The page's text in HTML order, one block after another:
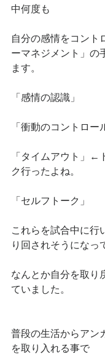
中何度も
自分の感情をコント
ーマネジメント」の
ます。
「感情の認識」
「衝動のコントロー
「タイムアウト」←
ク行ったよね。
「セルフトーク」
これらを試合中に行
り回されそうになっ
なんとか自分を取り
ていました。
普段の生活からアン
を取り入れる事で